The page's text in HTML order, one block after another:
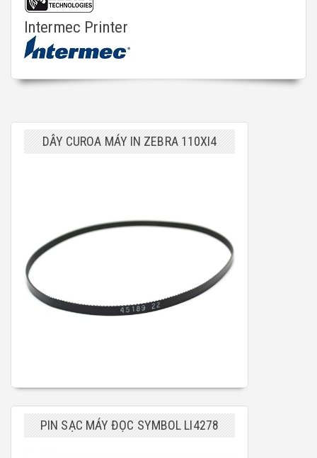
Intermec Printer
DÂY CUROA MÁY IN ZEBRA 110XI4
PIN SẠC MÁY ĐỌC SYMBOL LI4278